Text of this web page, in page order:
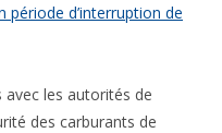
période d’interruption de
avec les autorités de
des carburants de